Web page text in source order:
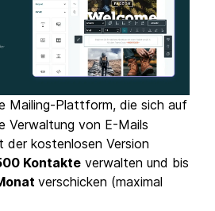
Mailing-Plattform, die sich auf
Verwaltung von E-Mails
der kostenlosen Version
Kontakte verwalten und bis
verschicken (maximal